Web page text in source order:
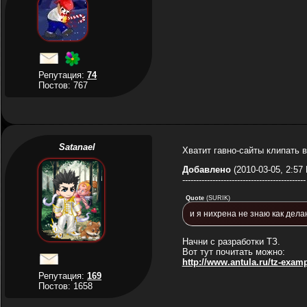
Репутация:74
Постов: 767
Satanael
Репутация:169
Постов: 1658
Хватит гавно-сайты клипать
Добавлено(2010-03-05, 2:57
---------------------------------------------
Quote(SURIK)
и я нихрена не знаю как
Начни с разработки ТЗ.
Вот тут почитать можно:
http://www.antula.ru/tz-